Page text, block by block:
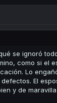
se ignoró
como si el
Lo
El
y de maravilla